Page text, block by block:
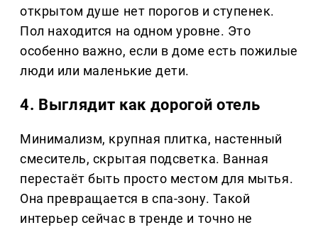
открытом душе нет порогов и ступенек.
Пол находится на одном уровне. Это
особенно важно, если в доме есть пожилые
люди или маленькие дети.
4. Выглядит как дорогой отель
Минимализм, крупная плитка, настенный
смеситель, скрытая подсветка. Ванная
перестаёт быть просто местом для мытья.
Она превращается в спа-зону. Такой
интерьер сейчас в тренде и точно не